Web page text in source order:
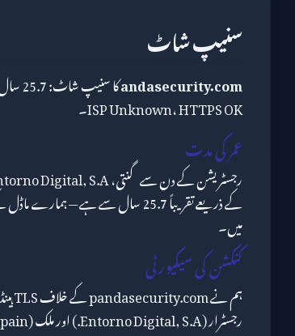
سنیپ شاٹ
andasecurity.com
ISP Unknown، HTTPS OK۔
عمر کی مدت
رجسٹریشن کے دن سے گنتی،
میں۔
کنکشن کی سیکیورٹی
رجسٹرار (Entorno Digital, S.A.) اور ملک (Spain) کے ساتھ ملا کر۔